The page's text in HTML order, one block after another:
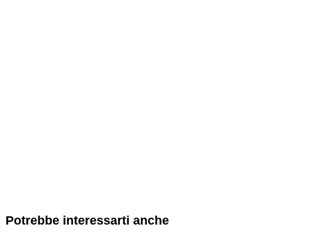
Potrebbe interessarti anche